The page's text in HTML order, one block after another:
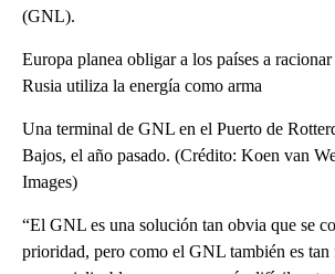
(GNL).
Europa planea obligar a los países a
Rusia utiliza la energía como arma
Una terminal de GNL en el Puerto de
Bajos, el año pasado. (Crédito: Koen van
Images)
“El GNL es una solución tan obvia que se
prioridad, pero como el GNL también es